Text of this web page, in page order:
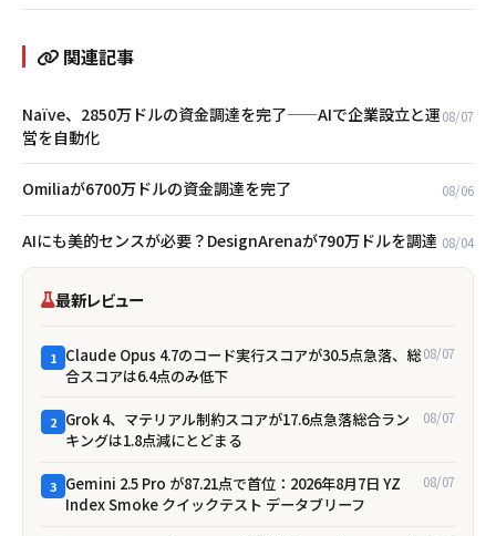
関連記事
Naïve、2850万ドルの資金調達を完了——AIで企業設立と運
営を自動化
08/07
Omiliaが6700万ドルの資金調達を完了 08/06
AIにも美的センスが必要？DesignArenaが790万ドルを調達 08/04
最新レビュー
1 Claude Opus 4.7のコード実行スコアが30.5点急落、総
合スコアは6.4点のみ低下
08/07
2 Grok 4、マテリアル制約スコアが17.6点急落――総合ラン
キングは1.8点減にとどまる
08/07
3 Gemini 2.5 Pro が87.21点で首位：2026年8月7日 YZ
Index Smoke クイックテスト データブリーフ
08/07